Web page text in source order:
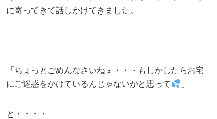
に寄ってきて話しかけてきました。
「ちょっとごめんなさいねぇ・・・もしかしたらお宅
にご迷惑をかけているんじゃないかと思って
」
と・・・・